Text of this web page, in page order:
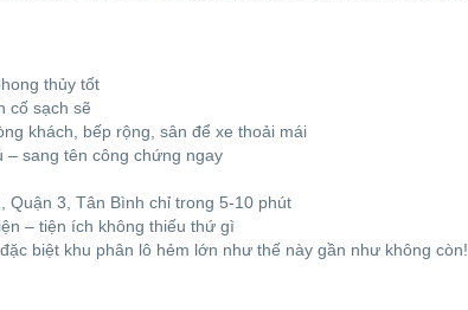
thủy tốt
cố sạch sẽ
khách, bếp rộng, sân để xe thoải mái
– sang tên công chứng ngay
Quận 3, Tân Bình chỉ trong 5-10 phút
– tiện ích không thiếu thứ gì
biệt khu phân lô hẻm lớn như thế này gần như không còn!